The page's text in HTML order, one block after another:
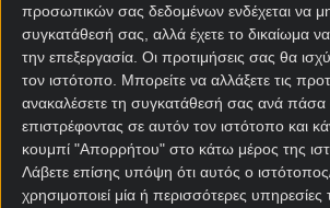
προσωπικών σας δεδομένων ενδέχεται να
συγκατάθεσή σας, αλλά έχετε το δικαίωμα
την επεξεργασία. Οι προτιμήσεις σας θα
τον ιστότοπο. Μπορείτε να αλλάξετε τις
ανακαλέσετε τη συγκατάθεσή σας ανά πάσα
επιστρέφοντας σε αυτόν τον ιστότοπο και
κουμπί "Απορρήτου" στο κάτω μέρος της
Λάβετε επίσης υπόψη ότι αυτός ο
χρησιμοποιεί μία ή περισσότερες υπηρεσίες
στοίχημα
"Στοιχημα, προγνωστικα,
ΣΤΟΙΧΗΜΑΤΙΚΕΣ